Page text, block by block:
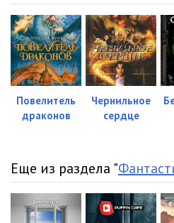
Повелитель
драконов
Чернильное
сердце
Еще из раздела "